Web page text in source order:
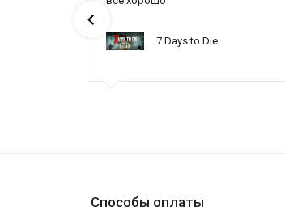
7 Days to Die
Способы оплаты